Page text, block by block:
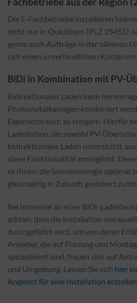
Die E-Fachbetriebe installieren
nicht nur in Quickborn (PLZ 25451),
gerne auch Aufträge in der näheren
sich einen unverbindlichen
BiDi in Kombination mit PV-
Bidirektionales Laden kann
Photovoltaikanlagen kombiniert
Eigenverbrauch zu steigern. Hierfür
Ladestation, die sowohl PV-
bidirektionales Laden unterstützt,
diese Funktionalität ermöglicht.
es Ihnen, die Sonnenenergie optimal
gleichzeitig in Zukunft gesichert zu
Bei Interesse an einer BiDi-
achten, dass die Installation von
durchgeführt wird, um von deren
Anbieter, die auf Planung und
spezialisiert sind, freuen sich auf
und Umgebung. Lassen Sie sich hier
Angebot für eine Installation erstellen